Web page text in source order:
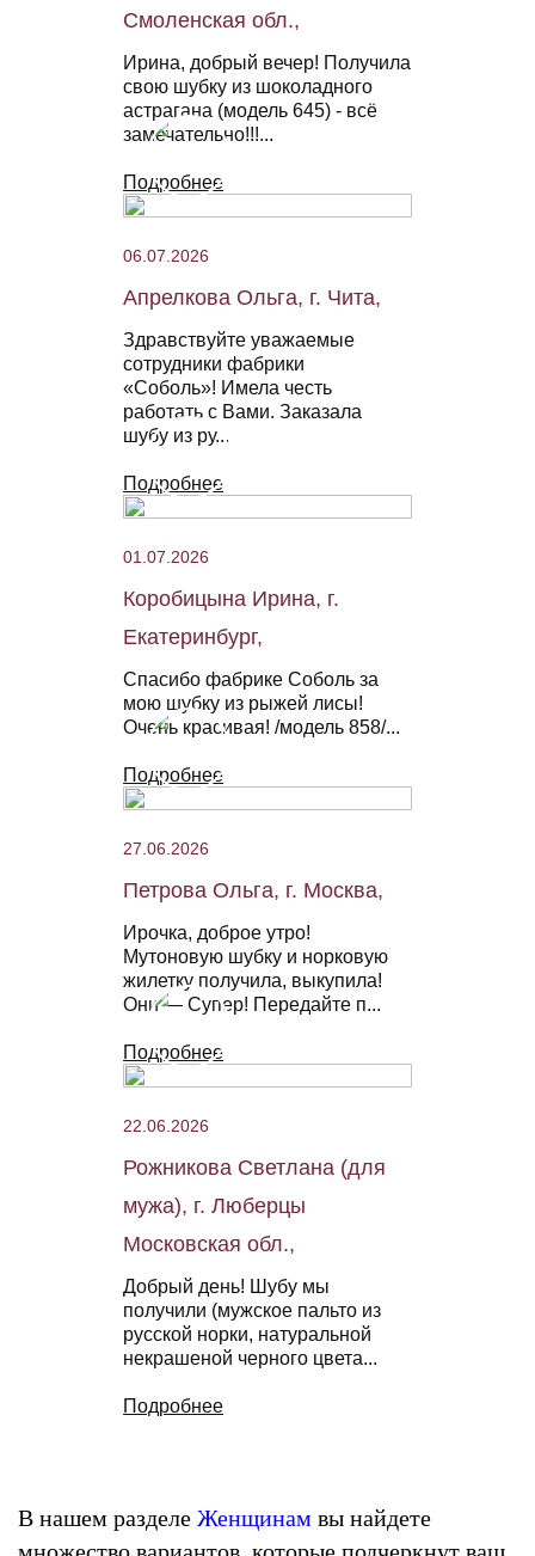
Смоленская обл.,
Ирина, добрый вечер! Получила
свою шубку из шоколадного
астрагана (модель 645) - всё
замечательно!!!...
Подробнее
06.07.2026
Апрелкова Ольга, г. Чита,
Здравствуйте уважаемые
сотрудники фабрики
«Соболь»! Имела честь
работать с Вами. Заказала
шубу из ру...
Подробнее
01.07.2026
Коробицына Ирина, г.
Екатеринбург,
Спасибо фабрике Соболь за
мою шубку из рыжей лисы!
Очень красивая! /модель 858/...
Подробнее
27.06.2026
Петрова Ольга, г. Москва,
Ирочка, доброе утро!
Мутоновую шубку и норковую
жилетку получила, выкупила!
Они — Супер! Передайте п...
Подробнее
22.06.2026
Рожникова Светлана (для
мужа), г. Люберцы
Московская обл.,
Добрый день! Шубу мы
получили (мужское пальто из
русской норки, натуральной
некрашеной черного цвета...
Подробнее
В нашем разделе Женщинам вы найдете
множество вариантов, которые подчеркнут ваш